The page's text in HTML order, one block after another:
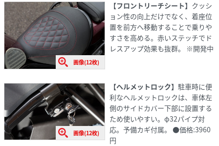
画像(12枚)
【フロントリーチシート】 クッシ
ョン性の向上だけでなく、着座位
置を前方へ移動することで乗りや
すさを高める。赤いステッチでド
レスアップ効果も抜群。 ※開発中
画像(12枚)
【ヘルメットロック】 駐車時に便
利なヘルメットロックは、車体左
側のサイドカバー下部に設置する
ため使いやすい。φ32パイプ対
応。予備カギ付属。 ●価格:3960
円